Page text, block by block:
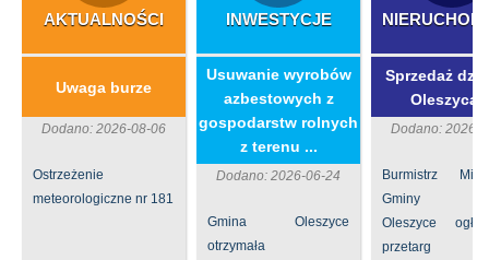
AKTUALNOŚCI
Uwaga burze
Dodano: 2026-08-06
Ostrzeżenie
meteorologiczne nr 181
INWESTYCJE
​Usuwanie wyrobów
azbestowych z
gospodarstw rolnych
z terenu ...
Dodano: 2026-06-24
Gmina Oleszyce
otrzymała
Sprzedaż
Dodano: 2026-
Burmistrz
Gminy
Oleszyce
przetarg